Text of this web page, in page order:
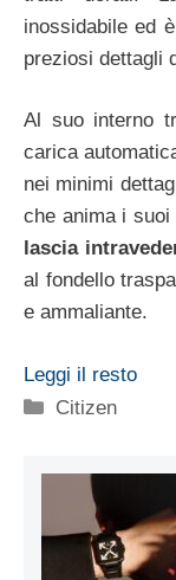
inossidabile ed
preziosi dettagli
Al suo interno
carica
nei minimi
che anima i suoi
lascia
al fondello
e ammaliante.
Leggi il resto
Categorie
Citizen